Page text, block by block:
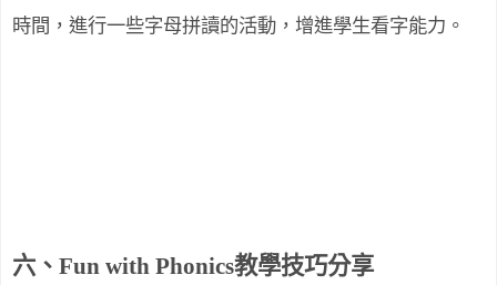
時間，進行一些字母拼讀的活動，增進學生看字能力。
六、 Fun with Phonics教學技巧分享